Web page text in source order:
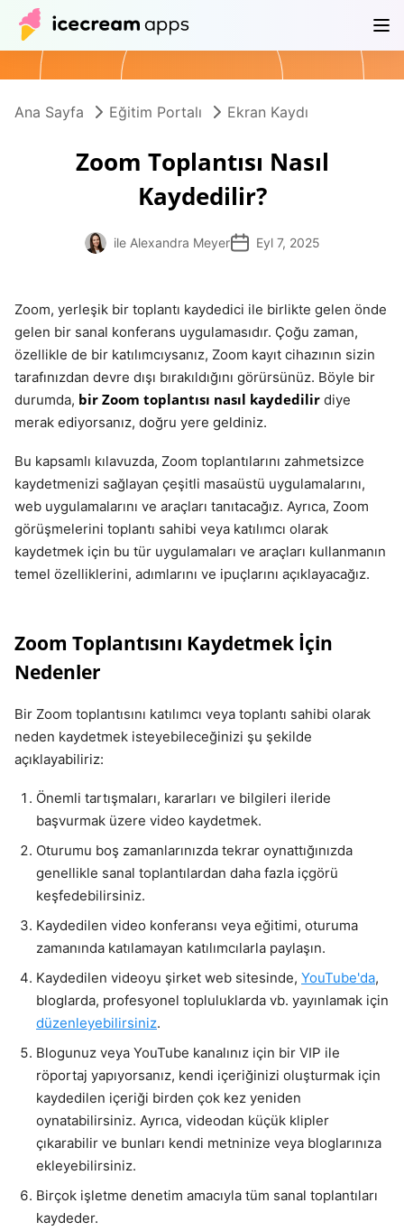
Ürünler Yardım Merkezi
Ana Sayfa Eğitim Portalı Ekran Kaydı
Zoom Toplantısı Nasıl
Kaydedilir?
ile Alexandra Meyer Eyl 7, 2025
Zoom, yerleşik bir toplantı kaydedici ile birlikte gelen önde
gelen bir sanal konferans uygulamasıdır. Çoğu zaman,
özellikle de bir katılımcıysanız, Zoom kayıt cihazının sizin
tarafınızdan devre dışı bırakıldığını görürsünüz. Böyle bir
durumda, bir Zoom toplantısı nasıl kaydedilir diye
merak ediyorsanız, doğru yere geldiniz.
Bu kapsamlı kılavuzda, Zoom toplantılarını zahmetsizce
kaydetmenizi sağlayan çeşitli masaüstü uygulamalarını,
web uygulamalarını ve araçları tanıtacağız. Ayrıca, Zoom
görüşmelerini toplantı sahibi veya katılımcı olarak
kaydetmek için bu tür uygulamaları ve araçları kullanmanın
temel özelliklerini, adımlarını ve ipuçlarını açıklayacağız.
Zoom Toplantısını Kaydetmek İçin
Nedenler
Bir Zoom toplantısını katılımcı veya toplantı sahibi olarak
neden kaydetmek isteyebileceğinizi şu şekilde
açıklayabiliriz:
Önemli tartışmaları, kararları ve bilgileri ileride
başvurmak üzere video kaydetmek.
Oturumu boş zamanlarınızda tekrar oynattığınızda
genellikle sanal toplantılardan daha fazla içgörü
keşfedebilirsiniz.
Kaydedilen video konferansı veya eğitimi, oturuma
zamanında katılamayan katılımcılarla paylaşın.
Kaydedilen videoyu şirket web sitesinde, YouTube'da,
bloglarda, profesyonel topluluklarda vb. yayınlamak için
düzenleyebilirsiniz.
Blogunuz veya YouTube kanalınız için bir VIP ile
röportaj yapıyorsanız, kendi içeriğinizi oluşturmak için
kaydedilen içeriği birden çok kez yeniden
oynatabilirsiniz. Ayrıca, videodan küçük klipler
çıkarabilir ve bunları kendi metninize veya bloglarınıza
ekleyebilirsiniz.
Birçok işletme denetim amacıyla tüm sanal toplantıları
kaydeder.